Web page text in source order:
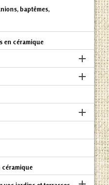
baptêmes,
en céramique



céramique